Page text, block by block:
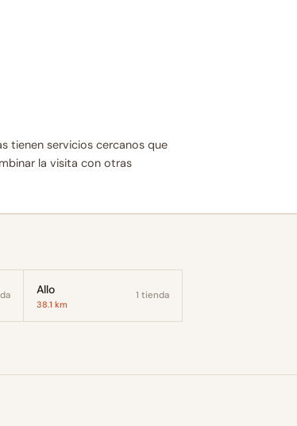
tienen servicios cercanos que
la visita con otras
Allo
38.1 km
1 tienda